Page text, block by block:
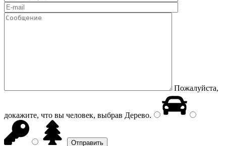
Пожалуйста,
докажите, что вы человек, выбрав Дерево.